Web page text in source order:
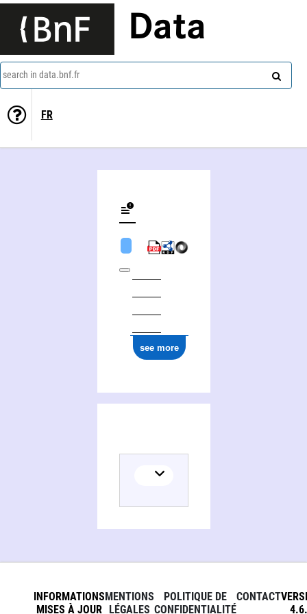
Data
search in data.bnf.fr
FR
see more
INFORMATIONS
MISES À JOUR
MENTIONS
LÉGALES
POLITIQUE DE
CONFIDENTIALITÉ
CONTACT